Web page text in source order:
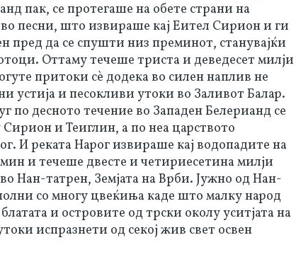
пак, се протегаше на обете страни на
песни, што извираше кај Еител Сирион и ги
пред да се спушти низ преминот, станувајќи
Оттаму течеше триста и деведесет милји
притоки сѐ додека во силен наплив не
устија и песокливи утоки во Заливот Балар.
по десното течение во Западен Белерианд се
и Теиглин, а по неа царството
И реката Нарог извираше кај водопадите на
и течеше двесте и четириесетина милји
Нан-татрен, Земјата на Врби. Јужно од Нан-
со многу цвеќиња каде што малку народ
и островите од трски околу уситјата на
испразнети од секој жив свет освен